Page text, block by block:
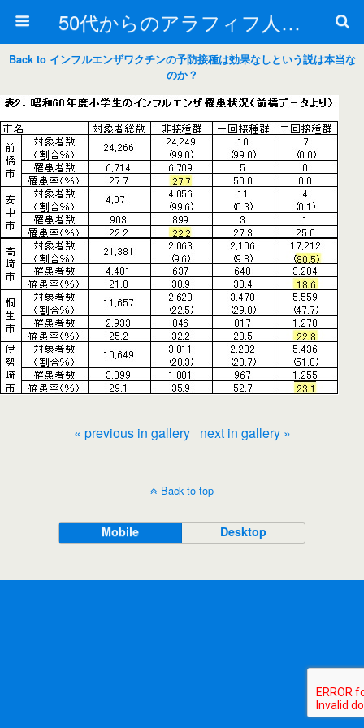
50代からのアラフィフ人生の楽しみ方
Back to インフルエンザワクチンの予防接種は効果なしという説は本当な
のか？
« previous in gallery next in gallery »
Back to top
Mobile Desktop